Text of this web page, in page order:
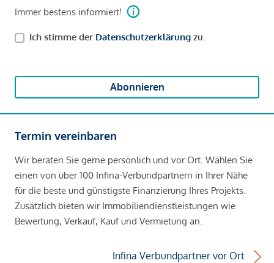
Immer bestens informiert!
Ich stimme der Datenschutzerklärung zu.
Abonnieren
Termin vereinbaren
Wir beraten Sie gerne persönlich und vor Ort. Wählen Sie
einen von über 100 Infina-Verbundpartnern in Ihrer Nähe
für die beste und günstigste Finanzierung Ihres Projekts.
Zusätzlich bieten wir Immobiliendienstleistungen wie
Bewertung, Verkauf, Kauf und Vermietung an.
Infina Verbundpartner vor Ort